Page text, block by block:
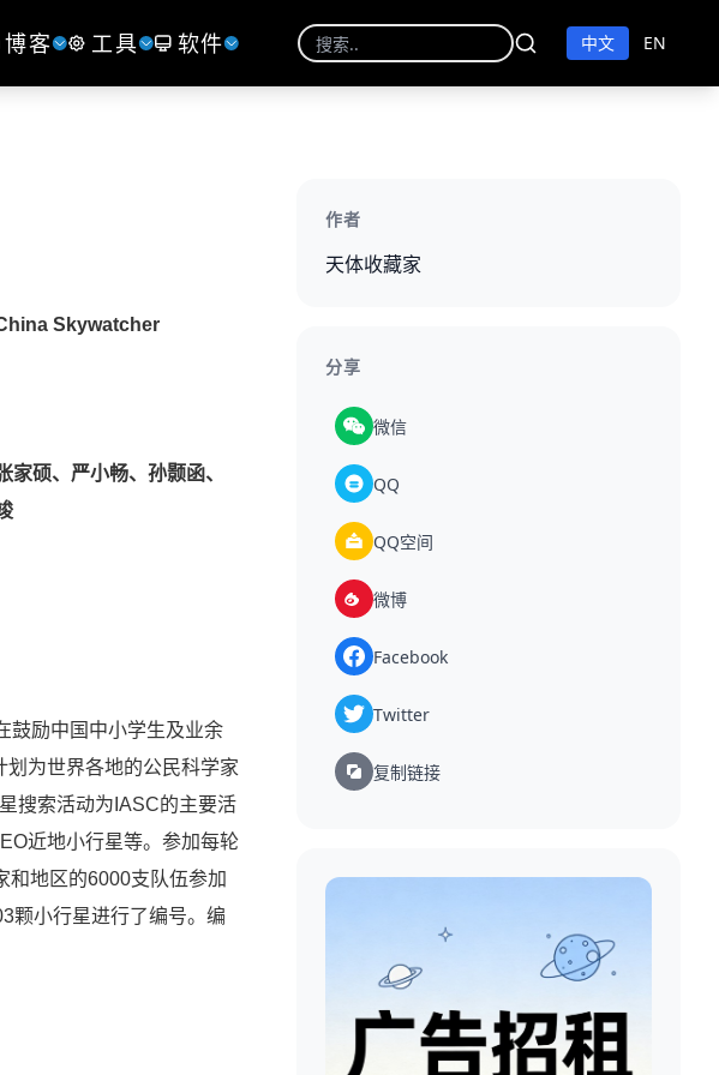
博客 工具 软件 中文 EN
Skywatcher
硕、严小畅、孙颢函、
鼓励中国中小学生及业余
划为世界各地的公民科学家
搜索活动为IASC的主要活
近地小行星等。参加每轮
和地区的6000支队伍参加
颗小行星进行了编号。编
作者
天体收藏家
分享
微信
QQ
QQ空间
微博
Facebook
Twitter
复制链接